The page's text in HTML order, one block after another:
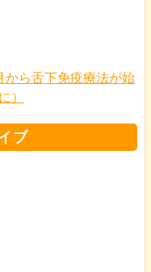
から舌下免疫療法が始
）
ブ